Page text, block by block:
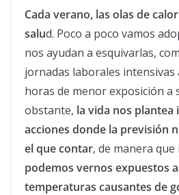
Cada verano, las olas de
salud. Poco a poco vamos
nos ayudan a esquivarlas,
jornadas laborales intensivas
horas de menor exposición a
obstante, la vida nos plantea
acciones donde la previsión
el que contar, de manera
podemos vernos expuestos
temperaturas causantes de